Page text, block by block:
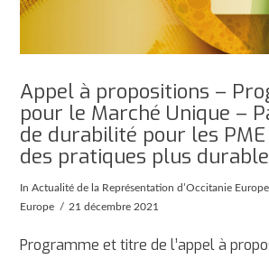
Appel à propositions –
pour le Marché Unique –
de durabilité pour les
des pratiques plus
InActualité de la Représentation d’Occitanie Europe
Europe
21 décembre 2021
Programme et titre de l’appel à